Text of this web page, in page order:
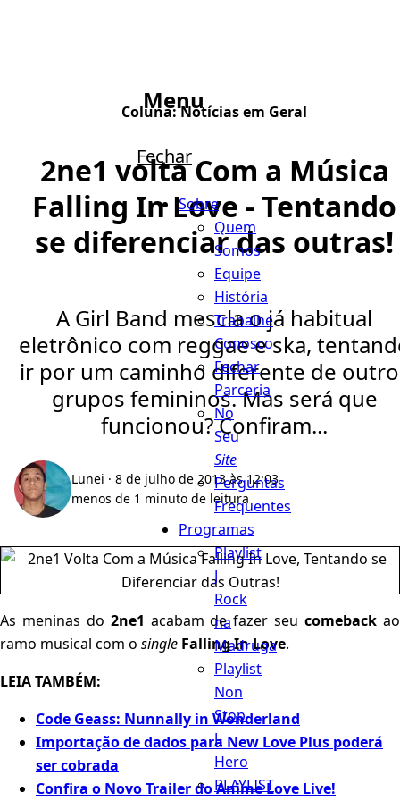
Menu
Fechar
Sobre
Quem
Somos
Equipe
História
Trabalhe
Conosco
Fechar
Parceria
No
Seu
Site
Perguntas
Frequentes
Programas
Playlist
J
Rock
na
Madruga
Playlist
Non
Stop
J-
Hero
PLAYLIST
Coluna:Notícias em Geral
2ne1 volta Com a Música
Falling In Love - Tentando
se diferenciar das outras!
A Girl Band mescla o já habitual
eletrônico com reggae e ska,
ir por um caminho diferente de
grupos femininos. Mas será que
funcionou? Confiram...
Lunei · 8 de julho de 2013 às 12:03
menos de 1 minuto de leitura
As meninas do 2ne1 acabam de fazer seucomebackao
ramo musical com o single Falling In Love.
LEIA TAMBÉM:
Code Geass: Nunnally in Wonderland
Importação de dados para New Love Plus poderá
ser cobrada
Confira o Novo Trailer do Anime Love Live!